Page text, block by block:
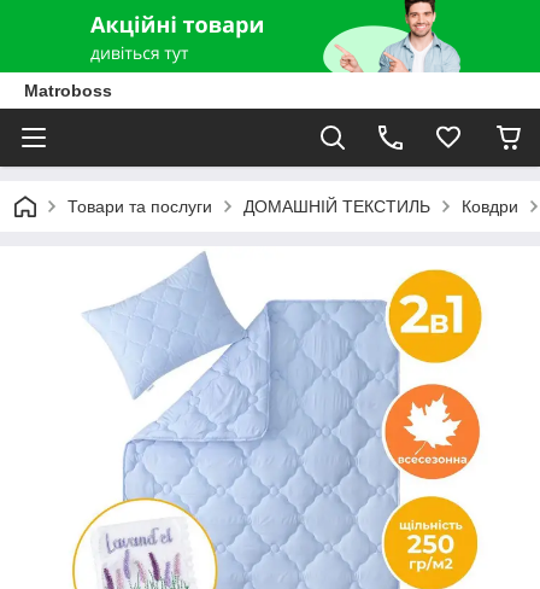
Matroboss
Товари та послуги ДОМАШНІЙ ТЕКСТИЛЬ Ковдри